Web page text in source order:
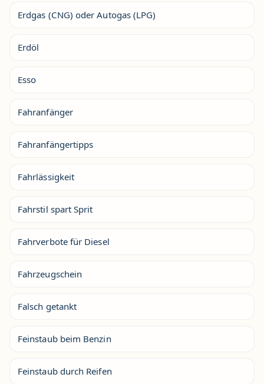
Erdgas (CNG) oder Autogas (LPG)
Erdöl
Esso
Fahranfänger
Fahranfängertipps
Fahrlässigkeit
Fahrstil spart Sprit
Fahrverbote für Diesel
Fahrzeugschein
Falsch getankt
Feinstaub beim Benzin
Feinstaub durch Reifen